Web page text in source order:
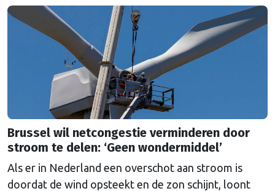
Brussel wil netcongestie verminderen door
stroom te delen: ‘Geen wondermiddel’
Als er in Nederland een overschot aan stroom is
doordat de wind opsteekt en de zon schijnt, loont